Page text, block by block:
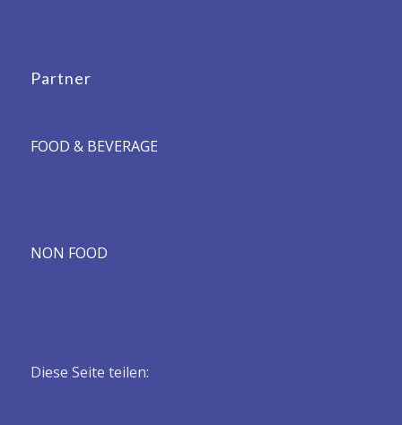
Partner
FOOD & BEVERAGE
NON FOOD
Diese Seite teilen: